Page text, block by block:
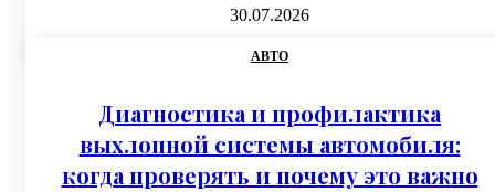
30.07.2026
АВТО
Диагностика и профилактика
выхлопной системы автомобиля:
когда проверять и почему это важно